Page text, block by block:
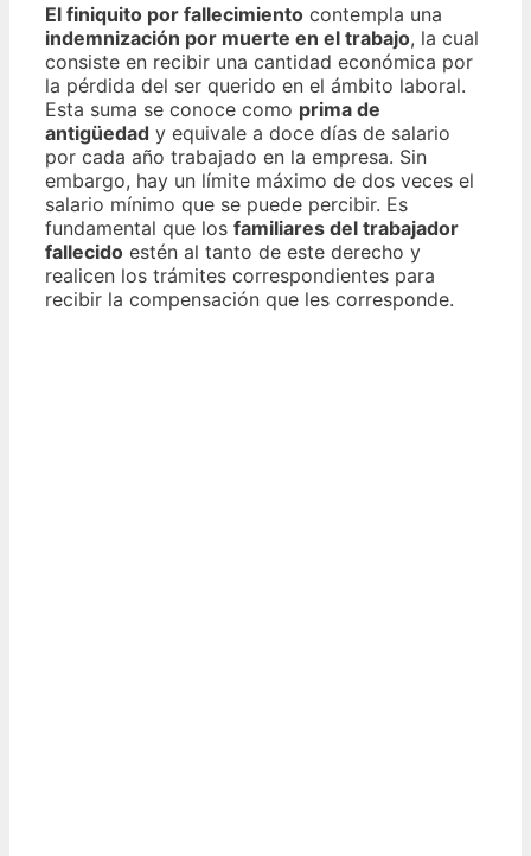
El finiquito por fallecimiento contempla una
indemnización por muerte en el trabajo, la cual
consiste en recibir una cantidad económica por
la pérdida del ser querido en el ámbito laboral.
Esta suma se conoce como prima de
antigüedad y equivale a doce días de salario
por cada año trabajado en la empresa. Sin
embargo, hay un límite máximo de dos veces el
salario mínimo que se puede percibir. Es
fundamental que los familiares del trabajador
fallecido estén al tanto de este derecho y
realicen los trámites correspondientes para
recibir la compensación que les corresponde.